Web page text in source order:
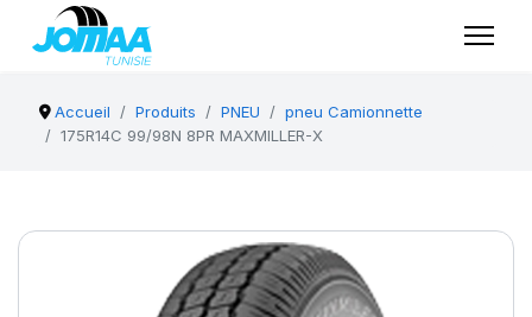
Accueil Produits PNEU
pneu Camionnette
175R14C 99/98N 8PR MAXMILLER-X